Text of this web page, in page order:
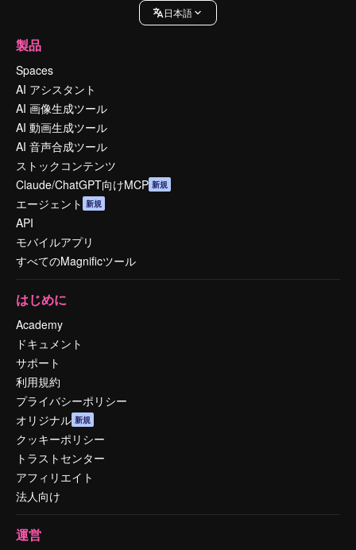
日本語
製品
Spaces
AI アシスタント
AI 画像生成ツール
AI 動画生成ツール
AI 音声合成ツール
ストックコンテンツ
Claude/ChatGPT向けMCP 新規
エージェント 新規
API
モバイルアプリ
すべてのMagnificツール
はじめに
Academy
ドキュメント
サポート
利用規約
プライバシーポリシー
オリジナル 新規
クッキーポリシー
トラストセンター
アフィリエイト
法人向け
運営